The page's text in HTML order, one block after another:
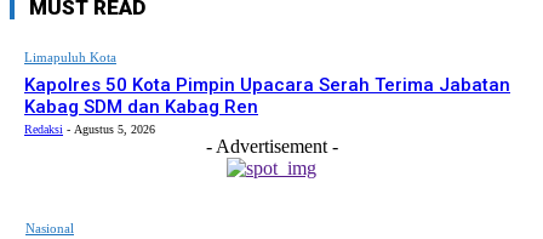
MUST READ
Limapuluh Kota
Kapolres 50 Kota Pimpin Upacara Serah Terima Jabatan
Kabag SDM dan Kabag Ren
Redaksi - Agustus 5, 2026
- Advertisement -
Nasional